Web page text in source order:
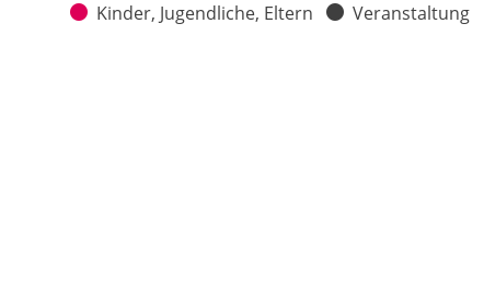
Kinder, Jugendliche, Eltern
Veranstaltung